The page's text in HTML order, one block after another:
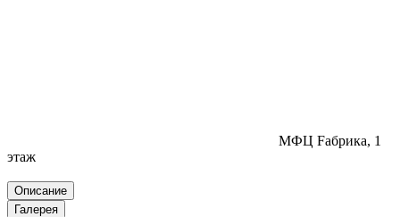
МФЦ Fабрика, 1
этаж
Описание
Галерея